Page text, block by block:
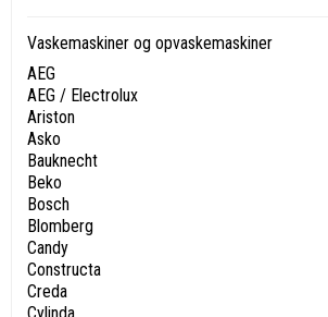
Vaskemaskiner og opvaskemaskiner
AEG
AEG / Electrolux
Ariston
Asko
Bauknecht
Beko
Bosch
Blomberg
Candy
Constructa
Creda